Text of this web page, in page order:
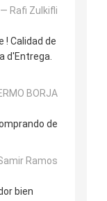
Rafi Zulkifli
! Calidad de
d'Entrega.
BORJA
de
Ramos
bien